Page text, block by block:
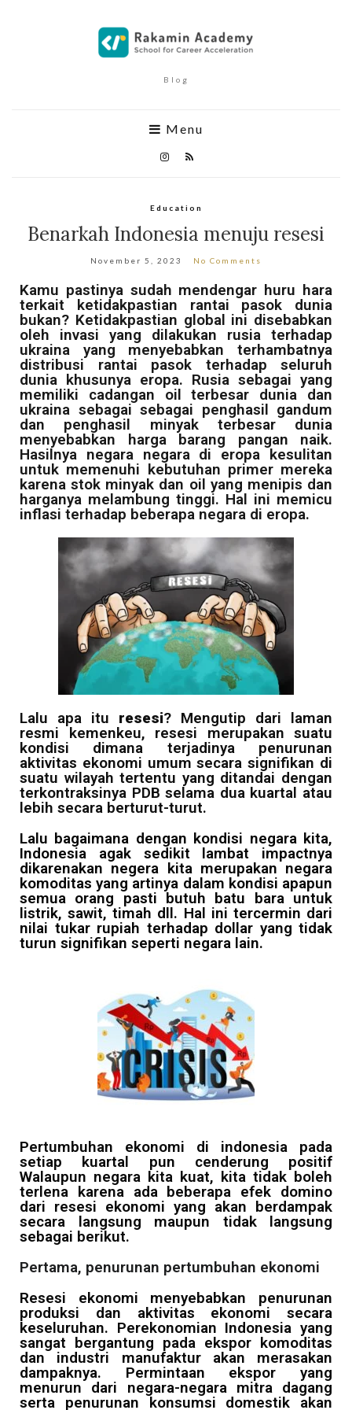
Blog
Menu
Education
Benarkah Indonesia menuju resesi
November 5, 2023 No Comments
Kamu pastinya sudah mendengar huru hara
terkait ketidakpastian rantai pasok dunia
bukan? Ketidakpastian global ini disebabkan
oleh invasi yang dilakukan rusia terhadap
ukraina yang menyebabkan terhambatnya
distribusi rantai pasok terhadap seluruh
dunia khusunya eropa. Rusia sebagai yang
memiliki cadangan oil terbesar dunia dan
ukraina sebagai sebagai penghasil gandum
dan penghasil minyak terbesar dunia
menyebabkan harga barang pangan naik.
Hasilnya negara negara di eropa kesulitan
untuk memenuhi kebutuhan primer mereka
karena stok minyak dan oil yang menipis dan
harganya melambung tinggi. Hal ini memicu
inflasi terhadap beberapa negara di eropa.
Lalu apa itu resesi? Mengutip dari laman
resmi kemenkeu, resesi merupakan suatu
kondisi dimana terjadinya penurunan
aktivitas ekonomi umum secara signifikan di
suatu wilayah tertentu yang ditandai dengan
terkontraksinya PDB selama dua kuartal atau
lebih secara berturut-turut.
Lalu bagaimana dengan kondisi negara kita,
Indonesia agak sedikit lambat impactnya
dikarenakan negera kita merupakan negara
komoditas yang artinya dalam kondisi apapun
semua orang pasti butuh batu bara untuk
listrik, sawit, timah dll. Hal ini tercermin dari
nilai tukar rupiah terhadap dollar yang tidak
turun signifikan seperti negara lain.
Pertumbuhan ekonomi di indonesia pada
setiap kuartal pun cenderung positif
Walaupun negara kita kuat, kita tidak boleh
terlena karena ada beberapa efek domino
dari resesi ekonomi yang akan berdampak
secara langsung maupun tidak langsung
sebagai berikut.
Pertama, penurunan pertumbuhan ekonomi
Resesi ekonomi menyebabkan penurunan
produksi dan aktivitas ekonomi secara
keseluruhan. Perekonomian Indonesia yang
sangat bergantung pada ekspor komoditas
dan industri manufaktur akan merasakan
dampaknya. Permintaan ekspor yang
menurun dari negara-negara mitra dagang
serta penurunan konsumsi domestik akan